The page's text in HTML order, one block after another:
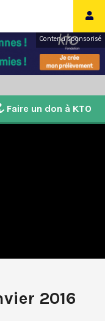
Contenu sponsorisé
2016
Faire un don à KTO